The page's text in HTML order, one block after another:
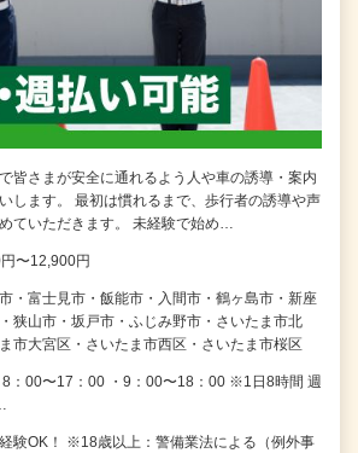
皆さまが安全に通れるよう人や車の誘導・案内
します。 最初は慣れるまで、歩行者の誘導や声
ていただきます。 未経験で始め…
〜12,900円
・富士見市・飯能市・入間市・鶴ヶ島市・新座
狭山市・坂戸市・ふじみ野市・さいたま市北
市大宮区・さいたま市西区・さいたま市桜区
8：00〜17：00 ・9：00〜18：00 ※1日8時間 週
験OK！ ※18歳以上：警備業法による（例外事